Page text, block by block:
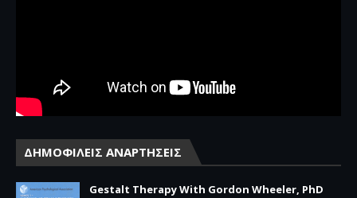
ΔΗΜΟΦΙΛΕΙΣ ΑΝΑΡΤΗΣΕΙΣ
Gestalt Therapy With Gordon Wheeler, PhD